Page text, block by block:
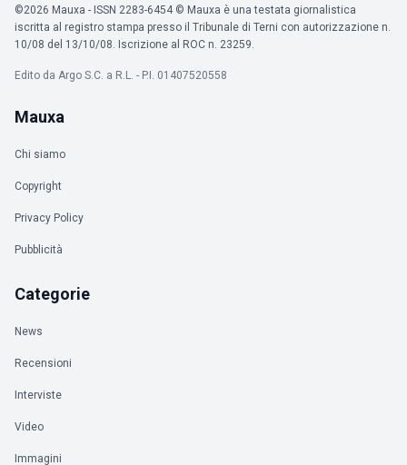
©2026 Mauxa - ISSN 2283-6454 © Mauxa è una testata giornalistica
iscritta al registro stampa presso il Tribunale di Terni con autorizzazione n.
10/08 del 13/10/08. Iscrizione al ROC n. 23259.
Edito da Argo S.C. a R.L. - P.I. 01407520558
Mauxa
Chi siamo
Copyright
Privacy Policy
Pubblicità
Categorie
News
Recensioni
Interviste
Video
Immagini